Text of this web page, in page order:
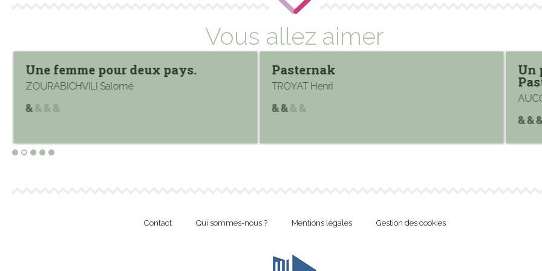
Vous allez aimer
Une femme pour deux pays.
ZOURABICHVILI Salomé
Pasternak
TROYAT Henri
Un
Contact Qui sommes-nous ? Mentions légales Gestion des cookies